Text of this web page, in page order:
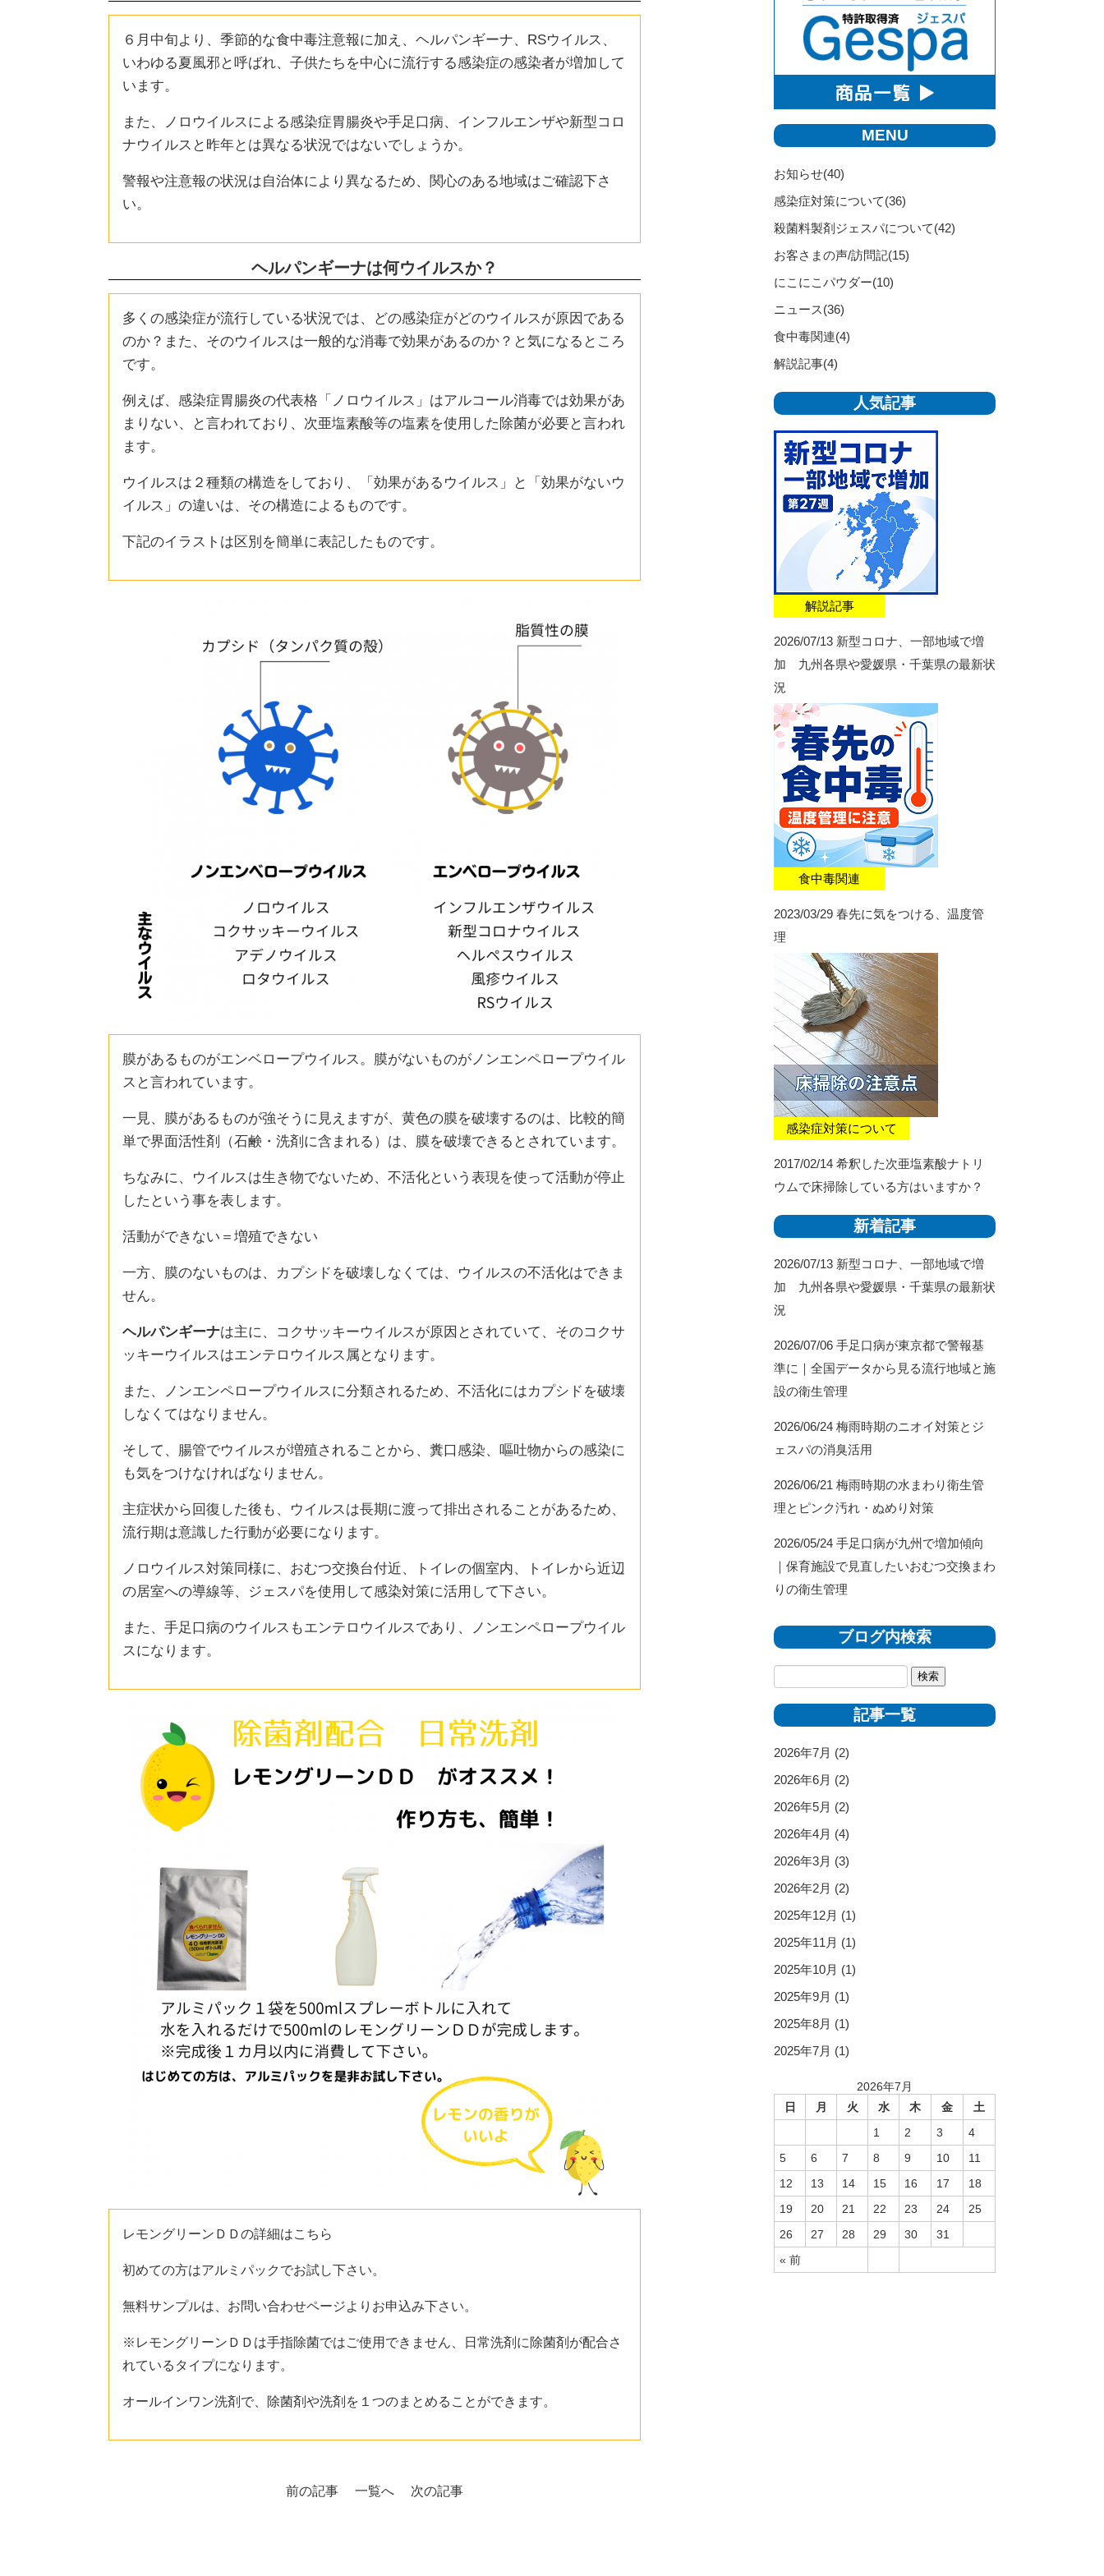
６月中旬より、季節的な食中毒注意報に加え、ヘルパンギーナ、RSウイルス、
いわゆる夏風邪と呼ばれ、子供たちを中心に流行する感染症の感染者が増加して
います。
また、ノロウイルスによる感染症胃腸炎や手足口病、インフルエンザや新型コロ
ナウイルスと昨年とは異なる状況ではないでしょうか。
警報や注意報の状況は自治体により異なるため、関心のある地域はご確認下さ
い。
ヘルパンギーナは何ウイルスか？
多くの感染症が流行している状況では、どの感染症がどのウイルスが原因である
のか？また、そのウイルスは一般的な消毒で効果があるのか？と気になるところ
です。
例えば、感染症胃腸炎の代表格「ノロウイルス」はアルコール消毒では効果があ
まりない、と言われており、次亜塩素酸等の塩素を使用した除菌が必要と言われ
ます。
ウイルスは２種類の構造をしており、「効果があるウイルス」と「効果がないウ
イルス」の違いは、その構造によるものです。
下記のイラストは区別を簡単に表記したものです。
膜があるものがエンベロープウイルス。膜がないものがノンエンペロープウイル
スと言われています。
一見、膜があるものが強そうに見えますが、黄色の膜を破壊するのは、比較的簡
単で界面活性剤（石鹸・洗剤に含まれる）は、膜を破壊できるとされています。
ちなみに、ウイルスは生き物でないため、不活化という表現を使って活動が停止
したという事を表します。
活動ができない＝増殖できない
一方、膜のないものは、カプシドを破壊しなくては、ウイルスの不活化はできま
せん。
ヘルパンギーナは主に、コクサッキーウイルスが原因とされていて、そのコクサ
ッキーウイルスはエンテロウイルス属となります。
また、ノンエンペロープウイルスに分類されるため、不活化にはカプシドを破壊
しなくてはなりません。
そして、腸管でウイルスが増殖されることから、糞口感染、嘔吐物からの感染に
も気をつけなければなりません。
主症状から回復した後も、ウイルスは長期に渡って排出されることがあるため、
流行期は意識した行動が必要になります。
ノロウイルス対策同様に、おむつ交換台付近、トイレの個室内、トイレから近辺
の居室への導線等、ジェスパを使用して感染対策に活用して下さい。
また、手足口病のウイルスもエンテロウイルスであり、ノンエンペロープウイル
スになります。
レモングリーンＤＤの詳細はこちら
初めての方はアルミパックでお試し下さい。
無料サンプルは、 お問い合わせページよりお申込み下さい。
※レモングリーンＤＤは手指除菌ではご使用できません、日常洗剤に除菌剤が配合さ
れているタイプになります。
オールインワン洗剤で、除菌剤や洗剤を１つのまとめることができます。
前の記事 一覧へ 次の記事
MENU
お知らせ(40)
感染症対策について(36)
殺菌料製剤ジェスパについて(42)
お客さまの声/訪問記(15)
にこにこパウダー(10)
ニュース(36)
食中毒関連(4)
解説記事(4)
人気記事
解説記事
2026/07/13 新型コロナ、一部地域で増
加 九州各県や愛媛県・千葉県の最新状
況
食中毒関連
2023/03/29 春先に気をつける、温度管
理
感染症対策について
2017/02/14 希釈した次亜塩素酸ナトリ
ウムで床掃除している方はいますか？
新着記事
2026/07/13 新型コロナ、一部地域で増
加 九州各県や愛媛県・千葉県の最新状
況
2026/07/06 手足口病が東京都で警報基
準に｜全国データから見る流行地域と施
設の衛生管理
2026/06/24 梅雨時期のニオイ対策とジ
ェスパの消臭活用
2026/06/21 梅雨時期の水まわり衛生管
理とピンク汚れ・ぬめり対策
2026/05/24 手足口病が九州で増加傾向
｜保育施設で見直したいおむつ交換まわ
りの衛生管理
ブログ内検索
記事一覧
2026年7月 (2)
2026年6月 (2)
2026年5月 (2)
2026年4月 (4)
2026年3月 (3)
2026年2月 (2)
2025年12月 (1)
2025年11月 (1)
2025年10月 (1)
2025年9月 (1)
2025年8月 (1)
2025年7月 (1)
2026年7月
日
月 火 水 木 金 土
« 前
1 2 3
4
5
6 7 8 9 10
11
12
13 14 15 16 17
18
19
20 21 22 23 24
25
26
27 28 29 30 31